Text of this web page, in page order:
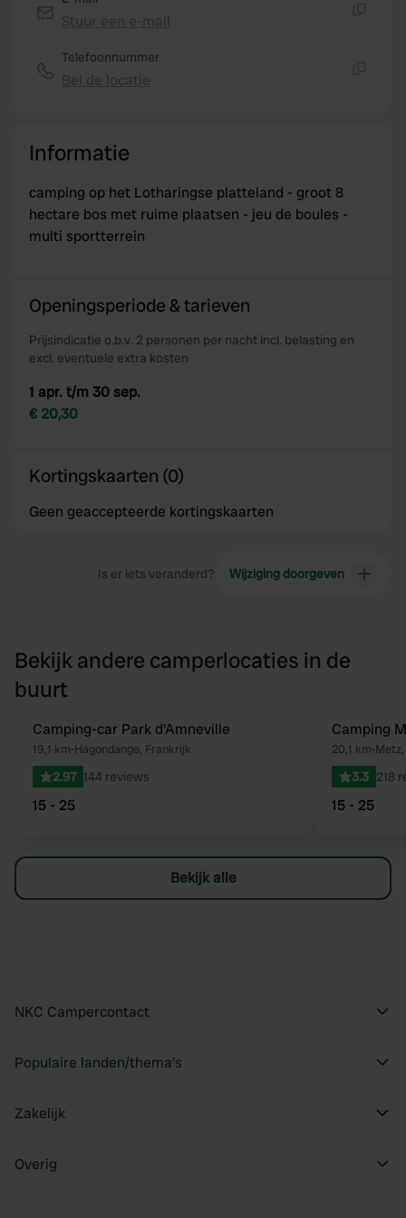
Telefoonnummer
Informatie
camping op het Lotharingse platteland - groot 8
hectare bos met ruime plaatsen - jeu de boules -
multi sportterrein
Openingsperiode & tarieven
Prijsindicatie o.b.v. 2 personen per nacht incl. belasting en
excl. eventuele extra kosten
1 apr. t/m 30 sep.
€ 20,30
Kortingskaarten (0)
Geen geaccepteerde kortingskaarten
Is er iets veranderd? Wijziging doorgeven
Bekijk andere camperlocaties in de
buurt
Favoriet
Camping-car Park d'Amneville
19,1 km•Hagondange, Frankrijk
2.97 144 reviews
15 - 25
Camping
20,1 km•
3.3 218
15 - 25
Bekijk alle
NKC Campercontact
Populaire landen/thema's
Zakelijk
Overig